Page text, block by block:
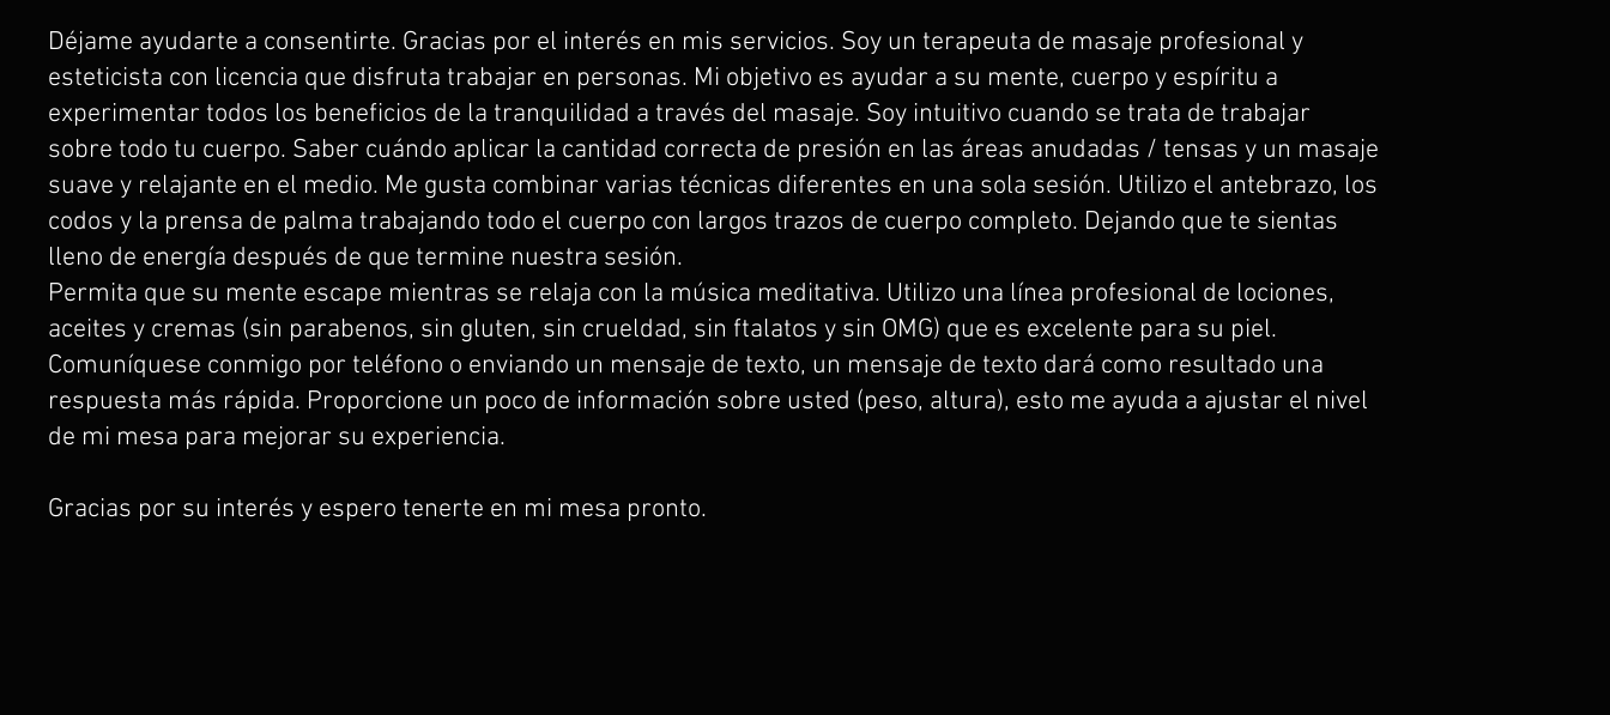
Déjame ayudarte a consentirte. Gracias por el interés en mis servicios. Soy un terapeuta de masaje profesional y
esteticista con licencia que disfruta trabajar en personas. Mi objetivo es ayudar a su mente, cuerpo y espíritu a
experimentar todos los beneficios de la tranquilidad a través del masaje. Soy intuitivo cuando se trata de trabajar
sobre todo tu cuerpo. Saber cuándo aplicar la cantidad correcta de presión en las áreas anudadas / tensas y un masaje
suave y relajante en el medio. Me gusta combinar varias técnicas diferentes en una sola sesión. Utilizo el antebrazo, los
codos y la prensa de palma trabajando todo el cuerpo con largos trazos de cuerpo completo. Dejando que te sientas
lleno de energía después de que termine nuestra sesión.
Permita que su mente escape mientras se relaja con la música meditativa. Utilizo una línea profesional de lociones,
aceites y cremas (sin parabenos, sin gluten, sin crueldad, sin ftalatos y sin OMG) que es excelente para su piel.
Comuníquese conmigo por teléfono o enviando un mensaje de texto, un mensaje de texto dará como resultado una
respuesta más rápida. Proporcione un poco de información sobre usted (peso, altura), esto me ayuda a ajustar el nivel
de mi mesa para mejorar su experiencia.
Gracias por su interés y espero tenerte en mi mesa pronto.